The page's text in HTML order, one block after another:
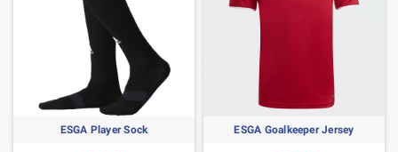
ESGA Player Sock ESGA Goalkeeper Jersey